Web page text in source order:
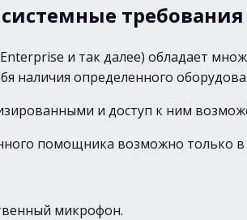
и так далее) обладает
наличия определенного
и доступ к ним
помощника возможно только
микрофон.